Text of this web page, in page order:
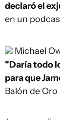
declaró el
en un
Michael
"Daría todo
para que
Balón de Oro